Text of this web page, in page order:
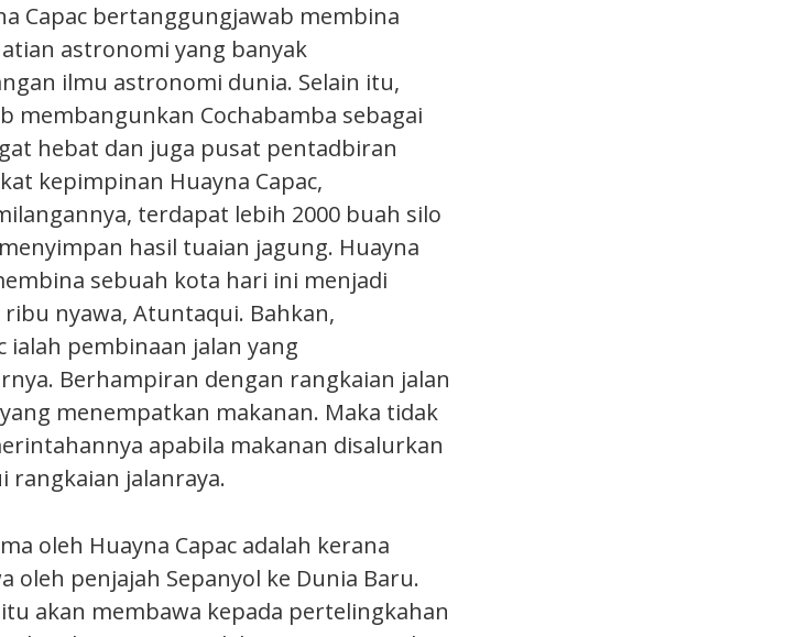
Capac bertanggungjawab membina
astronomi yang banyak
ilmu astronomi dunia. Selain itu,
membangunkan Cochabamba sebagai
hebat dan juga pusat pentadbiran
kepimpinan Huayna Capac,
terdapat lebih 2000 buah silo
hasil tuaian jagung. Huayna
sebuah kota hari ini menjadi
nyawa, Atuntaqui. Bahkan,
ialah pembinaan jalan yang
Berhampiran dengan rangkaian jalan
menempatkan makanan. Maka tidak
apabila makanan disalurkan
rangkaian jalanraya.
oleh Huayna Capac adalah kerana
oleh penjajah Sepanyol ke Dunia Baru.
akan membawa kepada pertelingkahan